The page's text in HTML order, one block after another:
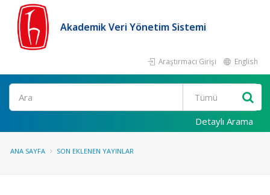
Akademik Veri Yönetim Sistemi
Araştırmacı Girişi English
Ara
Detaylı Arama
ANA SAYFA SON EKLENEN YAYINLAR